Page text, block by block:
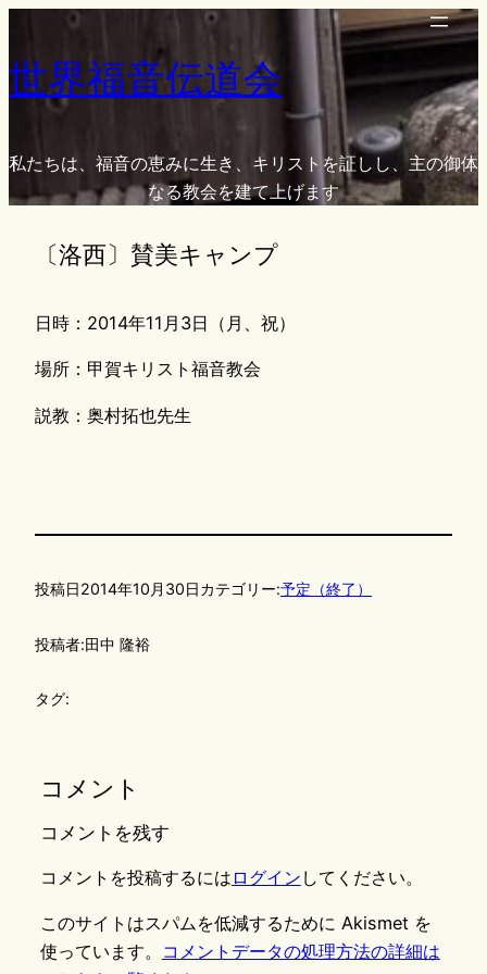
を
ッ
世界福音伝道会
私たちは、福音の恵みに生き、キリストを証しし、主の御体
なる教会を建て上げます
〔洛西〕賛美キャンプ
日時：2014年11月3日（月、祝）
場所：甲賀キリスト福音教会
説教：奥村拓也先生
投稿日2014年10月30日カテゴリー:予定（終了）
投稿者:田中 隆裕
タグ:
コメント
コメントを残す
コメントを投稿するには ログイン してください。
このサイトはスパムを低減するために Akismet を
使っています。
コメントデータの処理方法の詳細は